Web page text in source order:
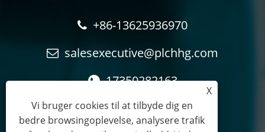
+86-13625936970
salesexecutive@plchhg.com
17350282163
X
Vi bruger cookies til at tilbyde dig en
bedre browsingoplevelse, analysere trafik